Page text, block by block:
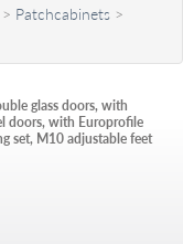
> Patchcabinets >
glass doors, with
doors, with Europrofile
set, M10 adjustable feet